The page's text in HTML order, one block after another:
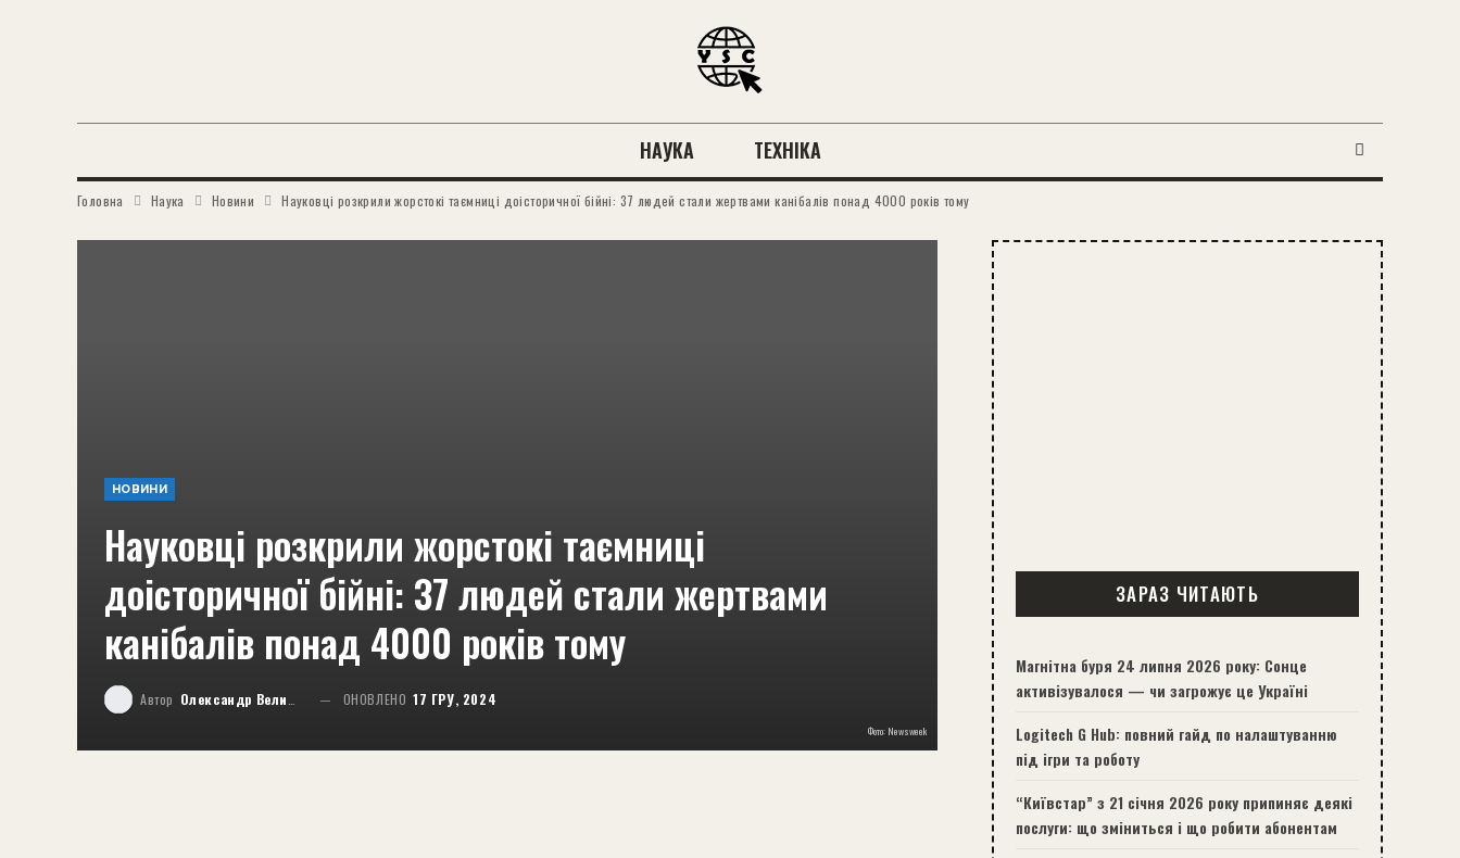
НАУКА ТЕХНІКА
Головна Наука Новини Науковці розкрили жорстокі таємниці доісторичної бійні: 37 людей стали жертвами канібалів понад 4000 років тому
НОВИНИ
Науковці розкрили жорстокі таємниці
доісторичної бійні: 37 людей стали жертвами
канібалів понад 4000 років тому
Автор Олександр Великий ОНОВЛЕНО 17 ГРУ, 2024
Фото: Newsweek
ЗАРАЗ ЧИТАЮТЬ
Магнітна буря 24 липня 2026 року: Сонце
активізувалося — чи загрожує це Україні
Logitech G Hub: повний гайд по налаштуванню
під ігри та роботу
“Київстар” з 21 січня 2026 року припиняє деякі
послуги: що зміниться і що робити абонентам